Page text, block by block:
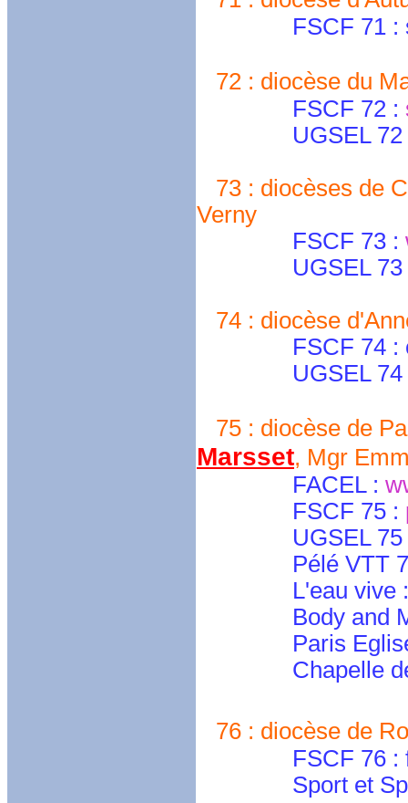
FSCF 71 :
72 : diocèse du
FSCF 72 :
UGSEL 72
73 : diocèses de
Verny
FSCF 73 :
UGSEL 73 : g-
74 : diocèse
FSCF 74 :
UGSEL 74
75 : diocèse de
Marsset, Mgr
FACEL :
FSCF 75 :
UGSEL 75
Pélé VTT 75 :
L'eau vive :
Body and Mind
Paris Eglise
Chapelle des
76 : diocèse de
FSCF 76 :
Sport et